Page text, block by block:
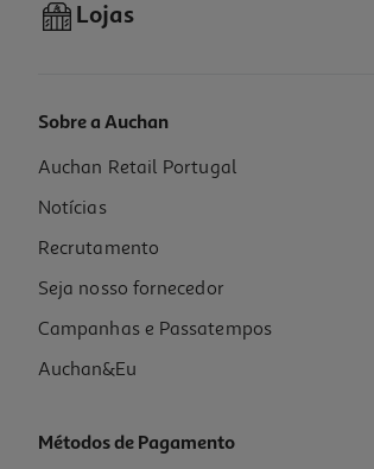
Mini Caixa De Arrumação Com Tampa Actuel 0.5l
1.59 €/un
1,59 €
Lojas
Sobre a Auchan
Auchan Retail Portugal
Notícias
Recrutamento
Seja nosso fornecedor
Campanhas e Passatempos
Auchan&Eu
Métodos de Pagamento